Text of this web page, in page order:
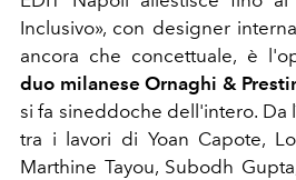
Inclusivo», con designer
ancora che concettuale, è
duo milanese Ornaghi &
si fa sineddoche dell'intero. Da
tra i lavori di Yoan Capote,
Marthine Tayou, Subodh